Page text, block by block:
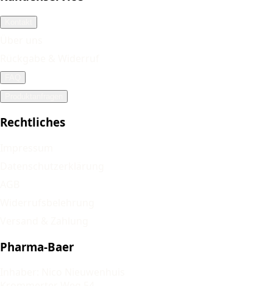
Rechtliches
Pharma-Baer